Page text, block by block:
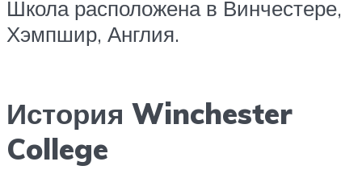
Школа расположена в Винчестере,
Хэмпшир, Англия.
История Winchester
College